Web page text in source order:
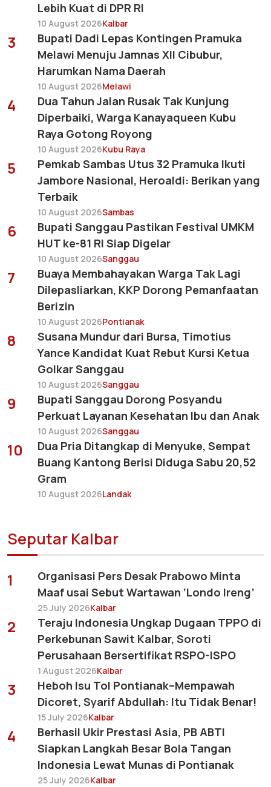
Lebih Kuat di DPR RI
10 August 2026Kalbar
3
Bupati Dadi Lepas Kontingen Pramuka
Melawi Menuju Jamnas XII Cibubur,
Harumkan Nama Daerah
10 August 2026Melawi
4
Dua Tahun Jalan Rusak Tak Kunjung
Diperbaiki, Warga Kanayaqueen Kubu
Raya Gotong Royong
10 August 2026Kubu Raya
5
Pemkab Sambas Utus 32 Pramuka Ikuti
Jambore Nasional, Heroaldi: Berikan yang
Terbaik
10 August 2026Sambas
6
Bupati Sanggau Pastikan Festival UMKM
HUT ke-81 RI Siap Digelar
10 August 2026Sanggau
7
Buaya Membahayakan Warga Tak Lagi
Dilepasliarkan, KKP Dorong Pemanfaatan
Berizin
10 August 2026Pontianak
8
Susana Mundur dari Bursa, Timotius
Yance Kandidat Kuat Rebut Kursi Ketua
Golkar Sanggau
10 August 2026Sanggau
9
Bupati Sanggau Dorong Posyandu
Perkuat Layanan Kesehatan Ibu dan Anak
10 August 2026Sanggau
10
Dua Pria Ditangkap di Menyuke, Sempat
Buang Kantong Berisi Diduga Sabu 20,52
Gram
10 August 2026Landak
Seputar Kalbar
1
Organisasi Pers Desak Prabowo Minta
Maaf usai Sebut Wartawan ‘Londo Ireng’
25 July 2026Kalbar
2
Teraju Indonesia Ungkap Dugaan TPPO di
Perkebunan Sawit Kalbar, Soroti
Perusahaan Bersertifikat RSPO-ISPO
1 August 2026Kalbar
3
Heboh Isu Tol Pontianak–Mempawah
Dicoret, Syarif Abdullah: Itu Tidak Benar!
15 July 2026Kalbar
4
Berhasil Ukir Prestasi Asia, PB ABTI
Siapkan Langkah Besar Bola Tangan
Indonesia Lewat Munas di Pontianak
25 July 2026Kalbar